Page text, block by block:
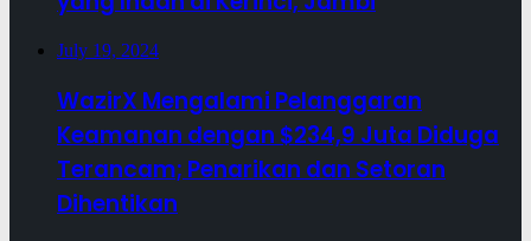
July 19, 2024
WazirX Mengalami Pelanggaran
Keamanan dengan $234,9 Juta Diduga
Terancam; Penarikan dan Setoran
Dihentikan